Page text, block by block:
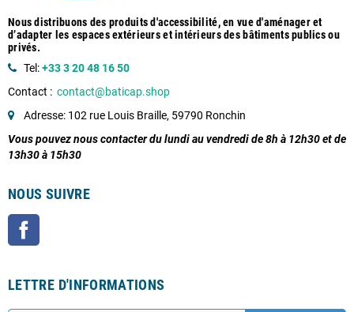
Nous distribuons des produits d'accessibilité, en vue d'aménager et
d’adapter les espaces extérieurs et intérieurs des bâtiments publics ou
privés.
Tel:+33 3 20 48 16 50
Contact : contact@baticap.shop
Adresse: 102 rue Louis Braille, 59790 Ronchin
Vous pouvez nous contacter du lundi au vendredi de 8h à 12h30 et de
13h30 à 15h30
NOUS SUIVRE
LETTRE D'INFORMATIONS